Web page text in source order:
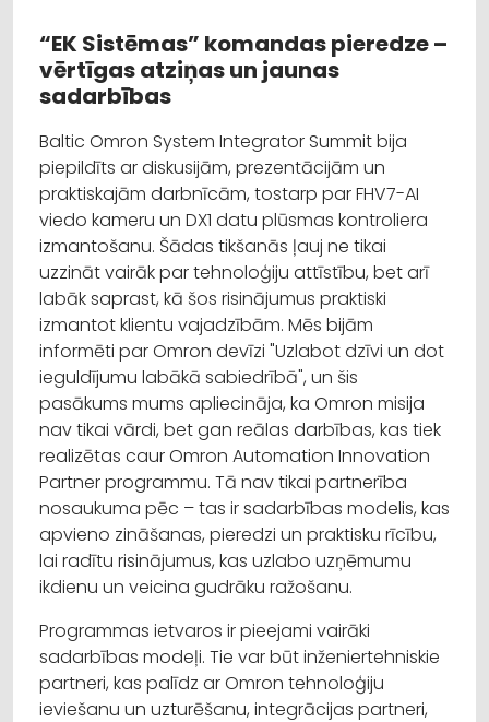
“EK Sistēmas” komandas pieredze –
vērtīgas atziņas un jaunas
sadarbības
Baltic Omron System Integrator Summit bija
piepildīts ar diskusijām, prezentācijām un
praktiskajām darbnīcām, tostarp par FHV7-AI
viedo kameru un DX1 datu plūsmas kontroliera
izmantošanu. Šādas tikšanās ļauj ne tikai
uzzināt vairāk par tehnoloģiju attīstību, bet arī
labāk saprast, kā šos risinājumus praktiski
izmantot klientu vajadzībām. Mēs bijām
informēti par Omron devīzi "Uzlabot dzīvi un dot
ieguldījumu labākā sabiedrībā", un šis
pasākums mums apliecināja, ka Omron misija
nav tikai vārdi, bet gan reālas darbības, kas tiek
realizētas caur Omron Automation Innovation
Partner programmu. Tā nav tikai partnerība
nosaukuma pēc – tas ir sadarbības modelis, kas
apvieno zināšanas, pieredzi un praktisku rīcību,
lai radītu risinājumus, kas uzlabo uzņēmumu
ikdienu un veicina gudrāku ražošanu.
Programmas ietvaros ir pieejami vairāki
sadarbības modeļi. Tie var būt inženiertehniskie
partneri, kas palīdz ar Omron tehnoloģiju
ieviešanu un uzturēšanu, integrācijas partneri,